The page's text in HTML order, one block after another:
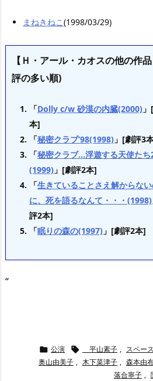
まねきねこ(1998/03/29)
【Ｈ・アール・カオスの他の作
評の多い順)
「Dolly c/w 砂漠の内臓(2000)
本]
「秘密クラブ’98(1998) 」[劇評3
「秘密クラブ…浮遊する天使たち
(1999) 」[劇評2本]
「生きていることさえ解からな
に、死を語るなんて・・・(1998)
評2本]
「眠りの森の(1997) 」[劇評2本]
“
 公演  平山素子 , スペー
奥山由美子 , 木下菜津子 , 森本由
落合寧子 ,